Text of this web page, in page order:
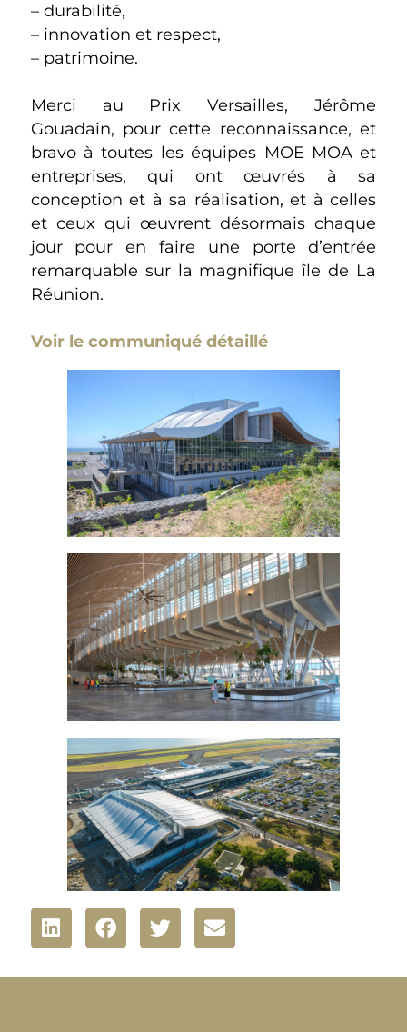
– durabilité,
– innovation et respect,
– patrimoine.
Merci au Prix Versailles,Jérôme
Gouadain, pour cette reconnaissance, et
bravo à toutes les équipes MOE MOA et
entreprises, qui ont œuvrés à sa
conception et à sa réalisation, et à celles
et ceux qui œuvrent désormais chaque
jour pour en faire une porte d’entrée
remarquable sur la magnifique île de La
Réunion.
Voir le communiqué détaillé